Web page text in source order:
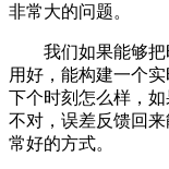
非常大的问题。
我们如果能够把
用好，能构建一个
下个时刻怎么样，
不对，误差反馈回
常好的方式。